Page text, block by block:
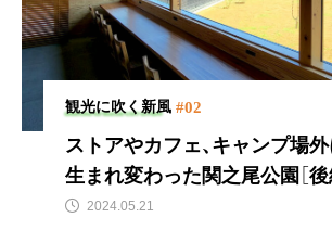
観光に吹く新風 #02
ストアやカフェ、キャンプ場
生まれ変わった関之尾公園［後
2024.05.21